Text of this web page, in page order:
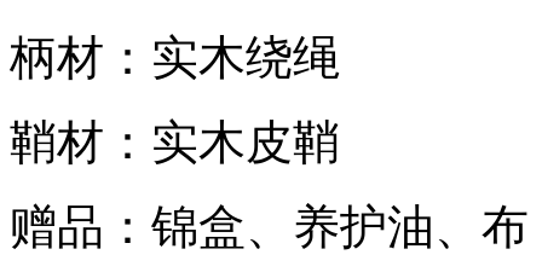
柄材：实木绕绳
鞘材：实木皮鞘
赠品：锦盒、养护油、布